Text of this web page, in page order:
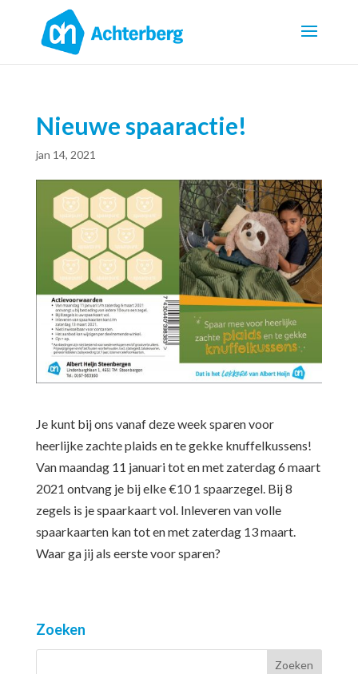
Nieuwe spaaractie!
jan 14, 2021
Je kunt bij ons vanaf deze week sparen voor
heerlijke zachte plaids en te gekke knuffelkussens!
Van maandag 11 januari tot en met zaterdag 6 maart
2021 ontvang je bij elke €10 1 spaarzegel. Bij 8
zegels is je spaarkaart vol. Inleveren van volle
spaarkaarten kan tot en met zaterdag 13 maart.
Waar ga jij als eerste voor sparen?
Zoeken